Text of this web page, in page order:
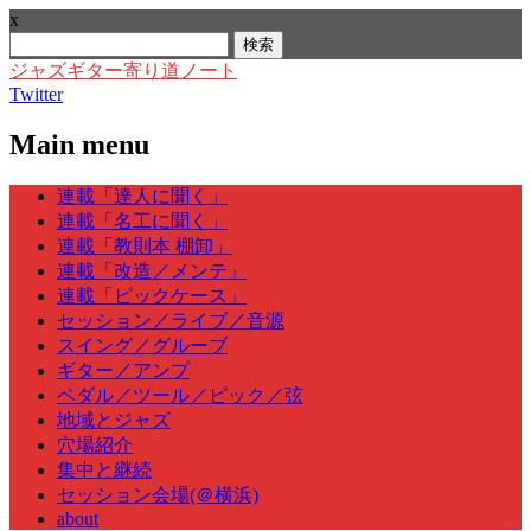
x
索:
ジャズギター寄り道ノート
Twitter
Main menu
Skip
content
連載「達人に聞く」
連載「名工に聞く」
連載「教則本 棚卸」
連載「改造／メンテ」
連載「ピックケース」
セッション／ライブ／音源
スイング／グルーブ
ギター／アンプ
ペダル／ツール／ピック／弦
地域とジャズ
穴場紹介
集中と継続
セッション会場(＠横浜)
about